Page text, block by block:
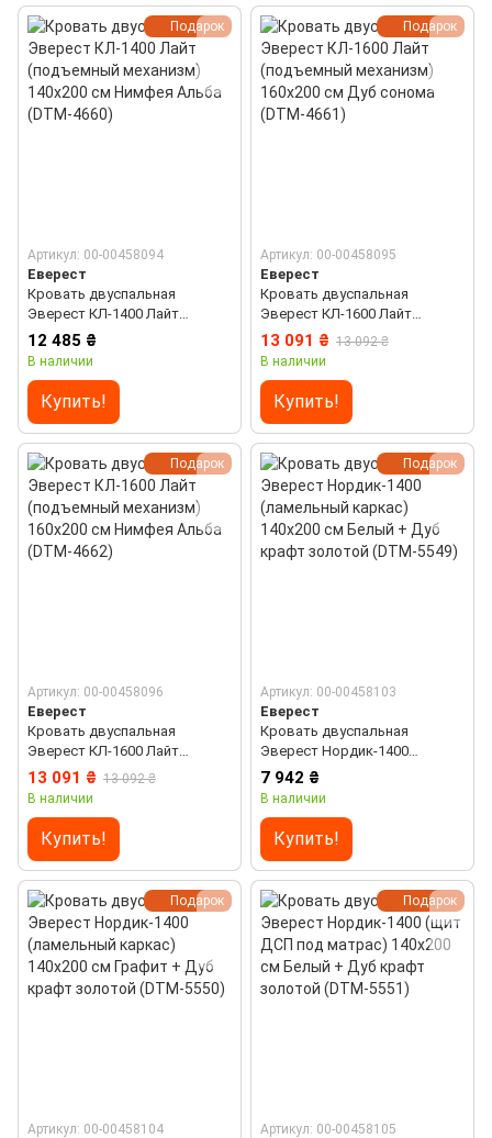
Подарок
Артикул: 00-00458094
Еверест
Кровать двуспальная
Эверест КЛ-1400 Лайт
(подъемный механизм)
140х200 см Нимфея Альба
12 485 ₴
В наличии
Купить!
Подарок
Артикул: 00-00458095
Еверест
Кровать двуспальная
Эверест КЛ-1600 Лайт
(подъемный механизм)
160х200 см Дуб сонома (DTM-
13 091 ₴ 13 092 ₴
В наличии
Купить!
Подарок
Артикул: 00-00458096
Еверест
Кровать двуспальная
Эверест КЛ-1600 Лайт
(подъемный механизм)
160х200 см Нимфея Альба
13 091 ₴ 13 092 ₴
В наличии
Купить!
Подарок
Артикул: 00-00458103
Еверест
Кровать двуспальная
Эверест Нордик-1400
(ламельный каркас) 140х200
см Белый + Дуб крафт
7 942 ₴
В наличии
Купить!
Подарок
Артикул: 00-00458104
Подарок
Артикул: 00-00458105